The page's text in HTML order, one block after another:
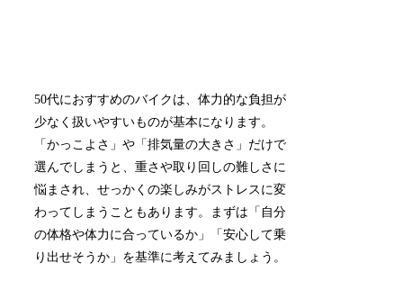
50代におすすめのバイクは、体力的な負担が
少なく扱いやすいものが基本になります。
「かっこよさ」や「排気量の大きさ」だけで
選んでしまうと、重さや取り回しの難しさに
悩まされ、せっかくの楽しみがストレスに変
わってしまうこともあります。まずは「自分
の体格や体力に合っているか」「安心して乗
り出せそうか」を基準に考えてみましょう。